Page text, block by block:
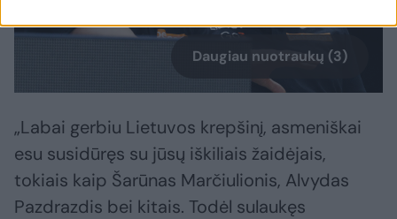
Daugiau nuotraukų (3)
„Labai gerbiu Lietuvos krepšinį, asmeniškai
esu susidūręs su jūsų iškiliais žaidėjais,
tokiais kaip Šarūnas Marčiulionis, Alvydas
Pazdrazdis bei kitais. Todėl sulaukęs